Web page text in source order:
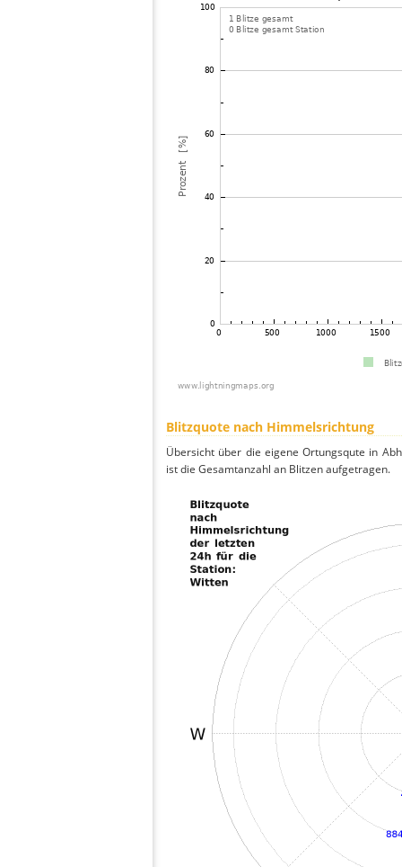
Blitzquote nach Himmelsrichtung
Übersicht über die eigene Ortungsqute in
ist die Gesamtanzahl an Blitzen aufgetragen.